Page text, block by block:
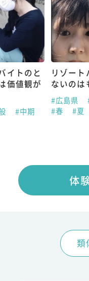
イトのと
価値観が
#中期
リゾート
ないのは
#広島県
#春
#夏
体
類